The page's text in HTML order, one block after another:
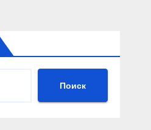
Поиск